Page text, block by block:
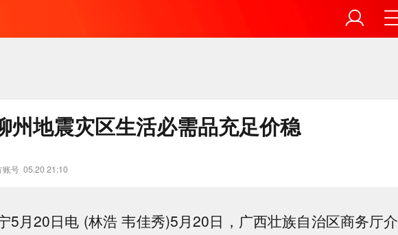
州地震灾区生活必需品充足价稳
账号 05.20 21:10
20日电 (林浩 韦佳秀)5月20日，广西壮族自治区商务厅介